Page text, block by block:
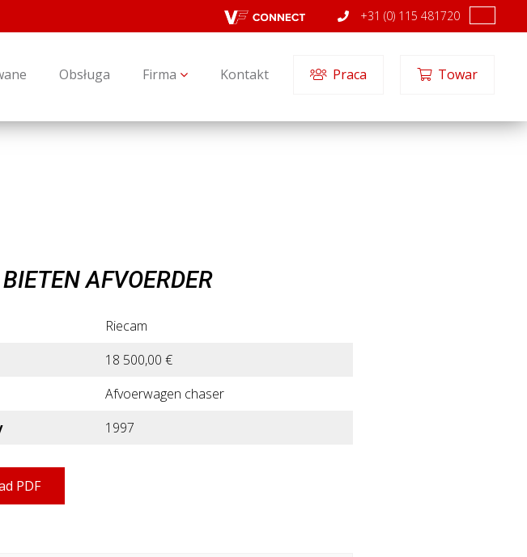
+31 (0) 115 481720
Obsługa Firma Kontakt Praca Towar
AFVOERDER
Riecam
18 500,00 €
Afvoerwagen chaser
1997
PDF